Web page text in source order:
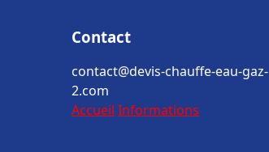
Contact
contact@devis-chauffe-eau-gaz-
2.com
Accueil Informations